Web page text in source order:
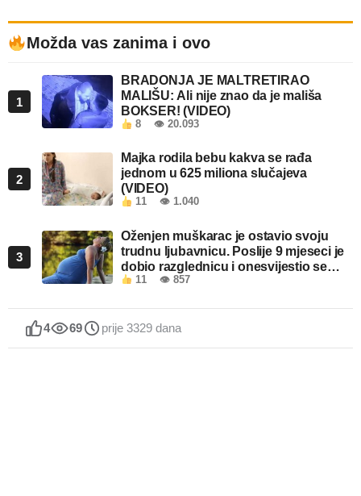
Možda vas zanima i ovo
1
BRADONJA JE MALTRETIRAO
MALIŠU: Ali nije znao da je mališa
BOKSER! (VIDEO)
8 👁 20.093
2
Majka rodila bebu kakva se rađa
jednom u 625 miliona slučajeva
(VIDEO)
11 👁 1.040
3
Oženjen muškarac je ostavio svoju
trudnu ljubavnicu. Poslije 9 mjeseci je
dobio razglednicu i onesvijestio se
kada je pročitao šta piše!
11 👁 857
4 69 prije 3329 dana